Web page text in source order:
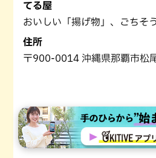
てる屋
おいしい「揚げ物」、ごちそ
住所
〒900-0014 沖縄県那覇市松